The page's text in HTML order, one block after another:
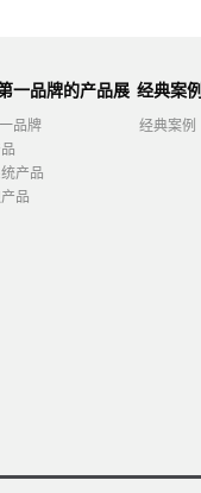
一品牌的产品展
品牌
产品
品
经典案例
经典案例